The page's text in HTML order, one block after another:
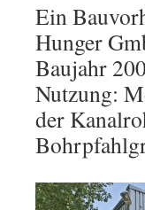
Ein
Hunger
Baujahr
Nutzung:
der